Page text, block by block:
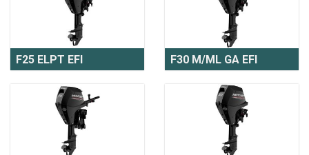
F25 ELPT EFI F30 M/ML GA EFI